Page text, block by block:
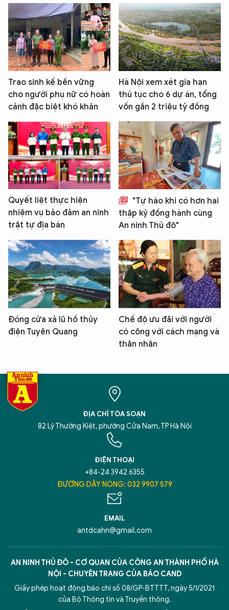
Trao sinh kế bền vững
cho người phụ nữ có hoàn
cảnh đặc biệt khó khăn
Hà Nội xem xét gia hạn
thủ tục cho 6 dự án, tổng
vốn gần 2 triệu tỷ đồng
Quyết liệt thực hiện
nhiệm vụ bảo đảm an ninh
trật tự địa bàn
"Tự hào khi có hơn hai
thập kỷ đồng hành cùng
An ninh Thủ đô"
Đóng cửa xả lũ hồ thủy
điện Tuyên Quang
Chế độ ưu đãi với người
có công với cách mạng và
thân nhân
ĐỊA CHỈ TÒA SOẠN
82 Lý Thường Kiệt, phường Cửa Nam, TP Hà Nội
ĐIỆN THOẠI
+84-24 3942 6355
ĐƯỜNG DÂY NÓNG: 032 9907 579
EMAIL
antdcahn@gmail.com
AN NINH THỦ ĐÔ - CƠ QUAN CỦA CÔNG AN THÀNH PHỐ HÀ
NỘI - CHUYÊN TRANG CỦA BÁO CAND
Giấy phép hoạt động báo chí số 08/GP-BTTTT, ngày 5/1/2021
của Bộ Thông tin và Truyền thông.